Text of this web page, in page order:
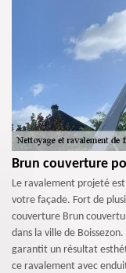
Brun couverture
Le ravalement projeté
votre façade. Fort de
couverture Brun
dans la ville de
garantit un résultat
ce ravalement avec